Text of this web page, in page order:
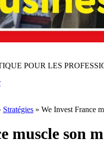
POUR LES
Stratégies » We Invest France
muscle son